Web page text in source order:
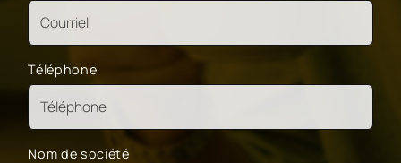
Téléphone
Nom de société